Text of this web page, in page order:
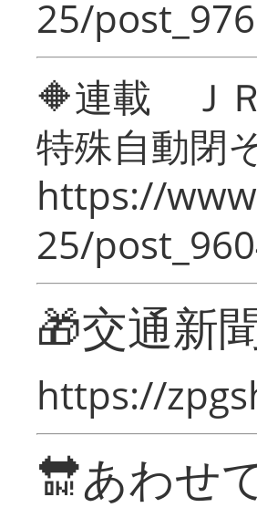
25/
🔶連載 Ｊ
特殊自動閉
https://
25/
🎁交通新
https://
🔛あわせ